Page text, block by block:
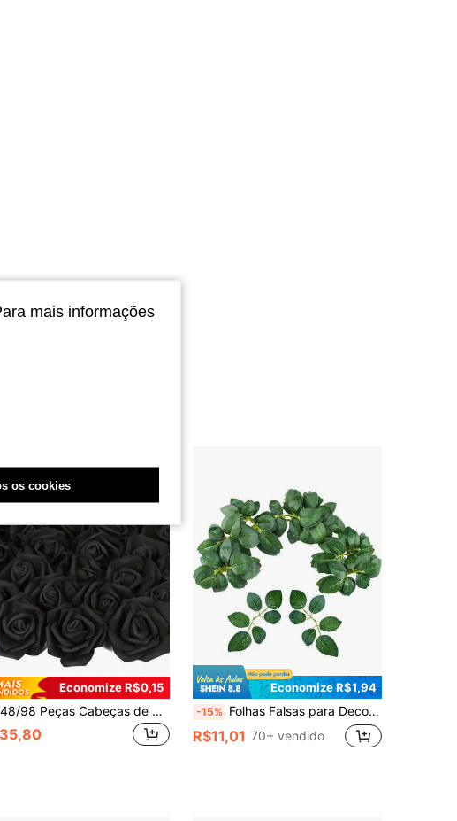
Economize R$0,15
24/48/98 Peças Cabeças de Rosas de Espuma, Decoração de Casamento Buquê, Rosas Douradas de Espuma em Quantidade, Rosas de Espuma Artificiais para Buquês de Casamento DIY, Centros de Mesa, Festa, Chá de Bebê, Decoração Doméstica, Natal, Halloween
Economize R$1,94
-15% Folhas Falsas para Decorações de Rosas, 10/15/20/25/30/50/80/100 peças a granel, Folhas de Rosa Verdes com Hastes para Buquês de Casamento DIY, Arranjos Centrais, Decorações de Festa, Suprimentos de Guirlandas e Arranjos de Videira de Rosa
R$11,01 70+ vendido
mais informações
os cookies